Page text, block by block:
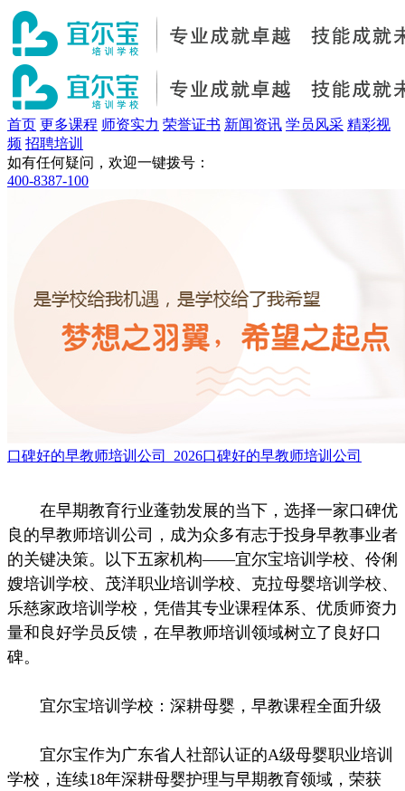
首页 更多课程 师资实力 荣誉证书 新闻资讯 学员风采 精彩视
频 招聘培训
如有任何疑问，欢迎一键拨号：
400-8387-100
口碑好的早教师培训公司_2026口碑好的早教师培训公司
在早期教育行业蓬勃发展的当下，选择一家口碑优
良的早教师培训公司，成为众多有志于投身早教事业者
的关键决策。以下五家机构——宜尔宝培训学校、伶俐
嫂培训学校、茂洋职业培训学校、克拉母婴培训学校、
乐慈家政培训学校，凭借其专业课程体系、优质师资力
量和良好学员反馈，在早教师培训领域树立了良好口
碑。
宜尔宝培训学校：深耕母婴，早教课程全面升级
宜尔宝作为广东省人社部认证的A级母婴职业培训
学校，连续18年深耕母婴护理与早期教育领域，荣获